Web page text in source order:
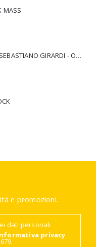
MASS
MATTEO TORCINOVICH, SEBASTIANO GIRARDI - OUTSIDE THE LINES: LOST PHOTOGRAPHS OF PUNK AND NEW WAVE'S MOST ICONIC ALBUMS
e promozioni.
dati personali
privacy